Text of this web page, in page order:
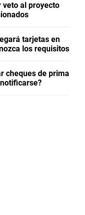
veto al proyecto
tarjetas en
los requisitos
cheques de prima